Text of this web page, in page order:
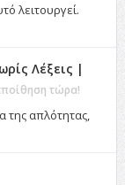
λειτουργεί.
Λέξεις |
τώρα!
της απλότητας,